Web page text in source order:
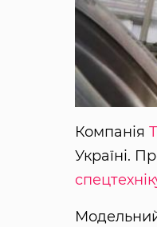
Компанія
Україні.